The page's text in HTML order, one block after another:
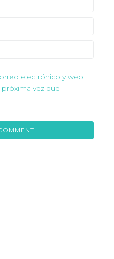
electrónico y web
vez que